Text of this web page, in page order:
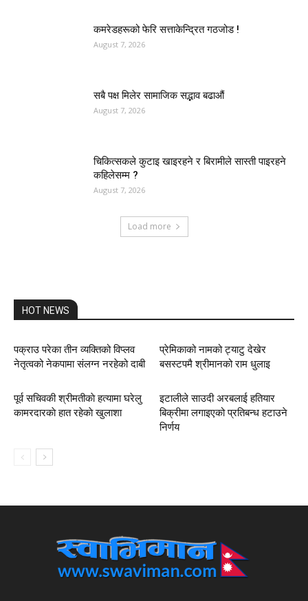
कमरेडहरूको फेरि सत्ताकेन्द्रित गठजोड !
August 7, 2026
सबै पक्ष मिलेर सामाजिक सद्भाव बढाऔं
August 7, 2026
चिकित्सकले कुटाइ खाइरहने र बिरामीले सास्ती पाइरहने
कहिलेसम्म ?
August 7, 2026
Load more
HOT NEWS
पक्राउ परेका तीन व्यक्तिको विप्लव
नेतृत्वको नेकपामा संलग्न नरहेको दाबी
प्रेमिकाको नामको ट्याटु देखेर
बसस्टपमै श्रीमानको राम धुलाइ
पूर्व सचिवकी श्रीमतीकाे हत्यामा घरेलु
कामरदारकाे हात रहेकाे खुलाशा
इटालीले साउदी अरबलाई हतियार
बिक्रीमा लगाइएको प्रतिबन्ध हटाउने
निर्णय